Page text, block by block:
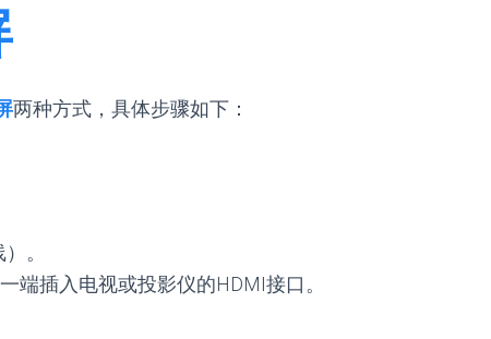
两种方式，具体步骤如下：
。
端插入电视或投影仪的HDMI接口。